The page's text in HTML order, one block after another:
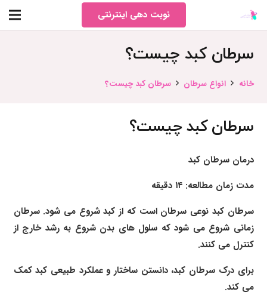
نوبت دهی اینترنتی
سرطان کبد چیست؟
خانه انواع سرطان سرطان کبد چیست؟
سرطان کبد چیست؟
درمان سرطان کبد
مدت زمان مطالعه: ۱۴ دقیقه
سرطان کبد نوعی سرطان است که از کبد شروع می شود. سرطان
زمانی شروع می شود که سلول های بدن شروع به رشد خارج از
کنترل می کنند.
برای درک سرطان کبد، دانستن ساختار و عملکرد طبیعی کبد کمک
می کند.